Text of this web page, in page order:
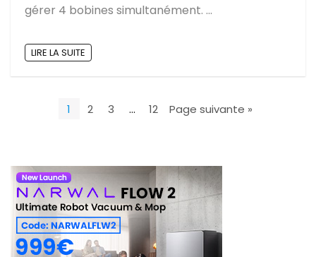
gérer 4 bobines simultanément. ...
LIRE LA SUITE
1 2 3 … 12 Page suivante »